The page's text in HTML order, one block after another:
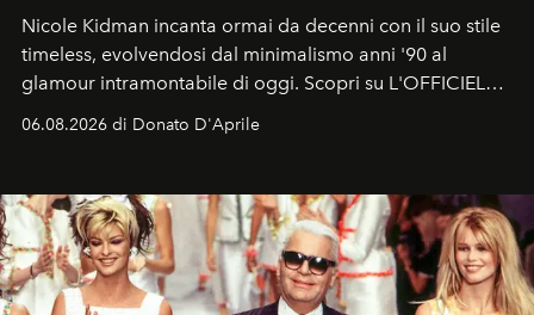
Nicole Kidman incanta ormai da decenni con il suo stile
timeless, evolvendosi dal minimalismo anni '90 al
glamour intramontabile di oggi. Scopri su L'OFFICIEL
Italia la sua style evolution.
06.08.2026 di Donato D'Aprile